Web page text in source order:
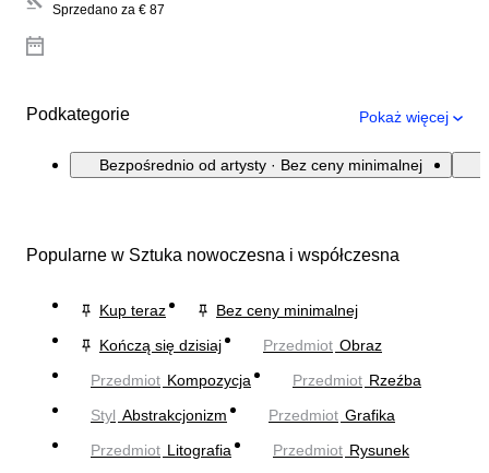
Sprzedano za € 87
Podkategorie Pokaż więcej
Bezpośrednio od artysty · Bez ceny minimalnej
Popularne w Sztuka nowoczesna i współczesna
Kup teraz
Bez ceny minimalnej
Kończą się dzisiaj
Przedmiot Obraz
Przedmiot Kompozycja Przedmiot Rzeźba
Styl Abstrakcjonizm Przedmiot Grafika
Przedmiot Litografia Przedmiot Rysunek